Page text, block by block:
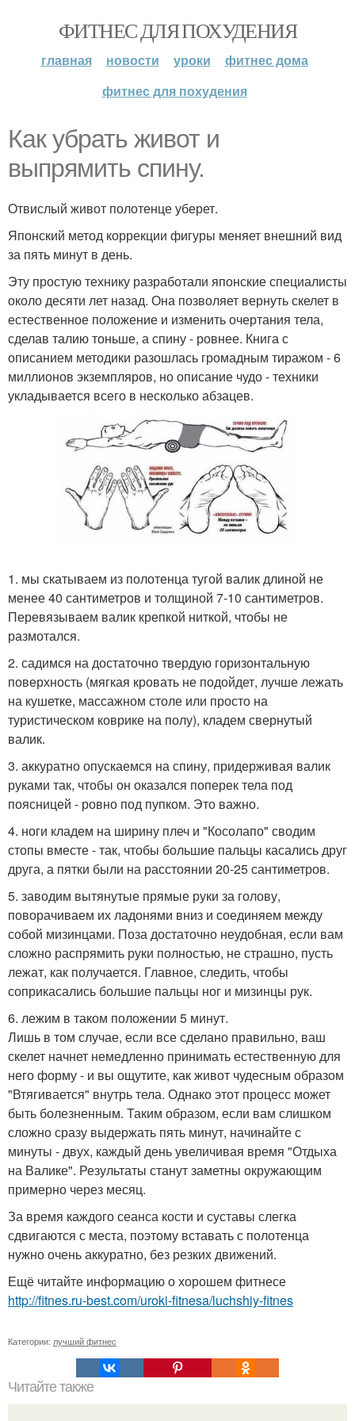
ФИТНЕС ДЛЯ ПОХУДЕНИЯ
главная новости уроки
фитнес дома
фитнес для похудения
Как убрать живот и
выпрямить спину.
Отвислый живот полотенце уберет.
Японский метод коррекции фигуры меняет внешний вид
за пять минут в день.
Эту простую технику разработали японские специалисты
около десяти лет назад. Она позволяет вернуть скелет в
естественное положение и изменить очертания тела,
сделав талию тоньше, а спину - ровнее. Книга с
описанием методики разошлась громадным тиражом - 6
миллионов экземпляров, но описание чудо - техники
укладывается всего в несколько абзацев.
1. мы скатываем из полотенца тугой валик длиной не
менее 40 сантиметров и толщиной 7-10 сантиметров.
Перевязываем валик крепкой ниткой, чтобы не
размотался.
2. садимся на достаточно твердую горизонтальную
поверхность (мягкая кровать не подойдет, лучше лежать
на кушетке, массажном столе или просто на
туристическом коврике на полу), кладем свернутый
валик.
3. аккуратно опускаемся на спину, придерживая валик
руками так, чтобы он оказался поперек тела под
поясницей - ровно под пупком. Это важно.
4. ноги кладем на ширину плеч и "Косолапо" сводим
стопы вместе - так, чтобы большие пальцы касались друг
друга, а пятки были на расстоянии 20-25 сантиметров.
5. заводим вытянутые прямые руки за голову,
поворачиваем их ладонями вниз и соединяем между
собой мизинцами. Поза достаточно неудобная, если вам
сложно распрямить руки полностью, не страшно, пусть
лежат, как получается. Главное, следить, чтобы
соприкасались большие пальцы ног и мизинцы рук.
6. лежим в таком положении 5 минут.
Лишь в том случае, если все сделано правильно, ваш
скелет начнет немедленно принимать естественную для
него форму - и вы ощутите, как живот чудесным образом
"Втягивается" внутрь тела. Однако этот процесс может
быть болезненным. Таким образом, если вам слишком
сложно сразу выдержать пять минут, начинайте с
минуты - двух, каждый день увеличивая время "Отдыха
на Валике". Результаты станут заметны окружающим
примерно через месяц.
За время каждого сеанса кости и суставы слегка
сдвигаются с места, поэтому вставать с полотенца
нужно очень аккуратно, без резких движений.
Ещё читайте информацию о хорошем фитнесе
http://fitnes.ru-best.com/uroki-fitnesa/luchshiy-fitnes
Категории: лучший фитнес
Читайте также